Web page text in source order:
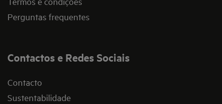
Perguntas frequentes
Contactos e Redes Sociais
Contacto
Sustentabilidade